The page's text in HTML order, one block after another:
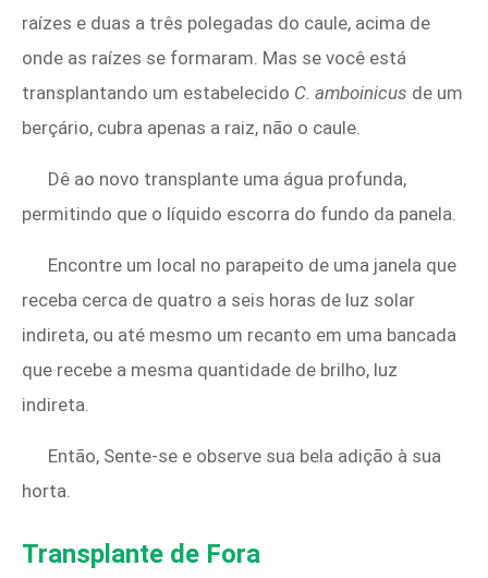
raízes e duas a três polegadas do caule, acima de
onde as raízes se formaram. Mas se você está
transplantando um estabelecido C. amboinicus de um
berçário, cubra apenas a raiz, não o caule.
Dê ao novo transplante uma água profunda,
permitindo que o líquido escorra do fundo da panela.
Encontre um local no parapeito de uma janela que
receba cerca de quatro a seis horas de luz solar
indireta, ou até mesmo um recanto em uma bancada
que recebe a mesma quantidade de brilho, luz
indireta.
Então, Sente-se e observe sua bela adição à sua
horta.
Transplante de Fora